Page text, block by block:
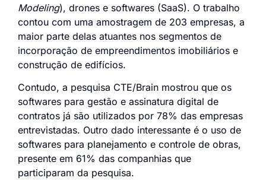
Modeling), drones e softwares (SaaS). O trabalho
contou com uma amostragem de 203 empresas, a
maior parte delas atuantes nos segmentos de
incorporação de empreendimentos imobiliários e
construção de edifícios.
Contudo, a pesquisa CTE/Brain mostrou que os
softwares para gestão e assinatura digital de
contratos já são utilizados por 78% das empresas
entrevistadas. Outro dado interessante é o uso de
softwares para planejamento e controle de obras,
presente em 61% das companhias que
participaram da pesquisa.